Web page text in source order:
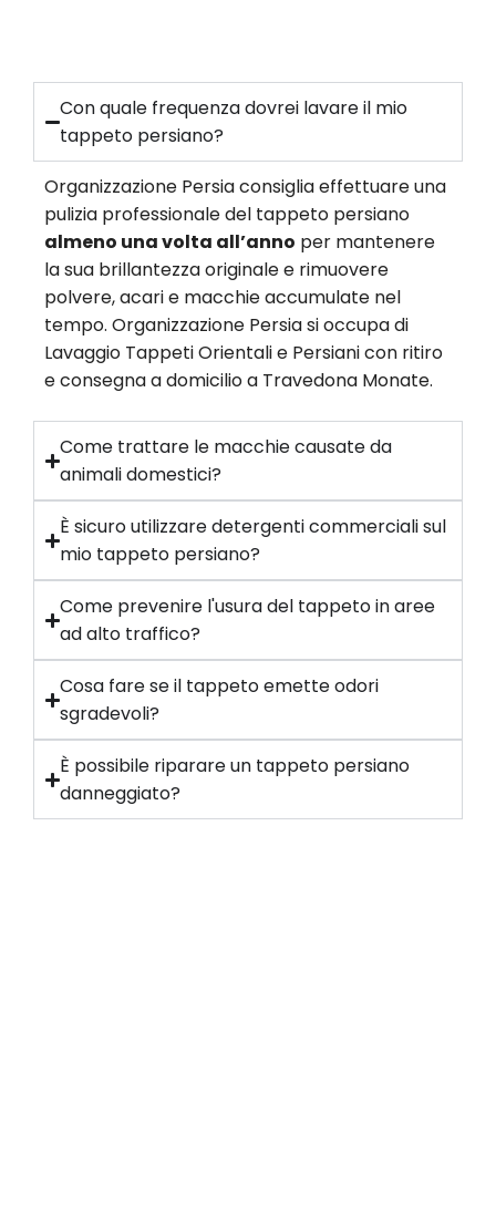
Con quale frequenza dovrei lavare il mio
tappeto persiano?
Organizzazione Persia consiglia effettuare una
pulizia professionale del tappeto persiano
almeno una volta all’anno per mantenere
la sua brillantezza originale e rimuovere
polvere, acari e macchie accumulate nel
tempo. Organizzazione Persia si occupa di
Lavaggio Tappeti Orientali e Persiani con ritiro
e consegna a domicilio a Travedona Monate.
Come trattare le macchie causate da
animali domestici?
È sicuro utilizzare detergenti commerciali sul
mio tappeto persiano?
Come prevenire l'usura del tappeto in aree
ad alto traffico?
Cosa fare se il tappeto emette odori
sgradevoli?
È possibile riparare un tappeto persiano
danneggiato?